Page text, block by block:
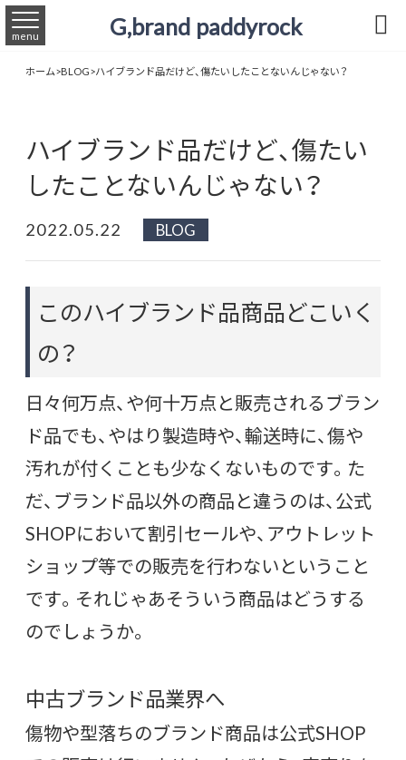
G,brand paddyrock
menu 
ホーム>BLOG>ハイブランド品だけど、傷たいしたことないんじゃない？
ハイブランド品だけど、傷たい
したことないんじゃない？
2022.05.22 BLOG
このハイブランド品商品どこいく
の？
日々何万点、や何十万点と販売されるブラン
ド品でも、やはり製造時や、輸送時に、傷や
汚れが付くことも少なくないものです。た
だ、ブランド品以外の商品と違うのは、公式
SHOPにおいて割引セールや、アウトレット
ショップ等での販売を行わないということ
です。それじゃあそういう商品はどうする
のでしょうか。
中古ブランド品業界へ
傷物や型落ちのブランド商品は公式SHOP